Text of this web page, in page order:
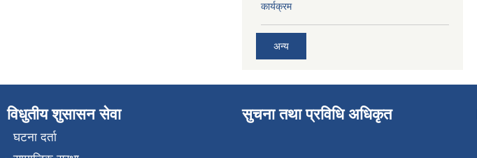
कार्यक्रम
अन्य
विधुतीय शुसासन सेवा
घटना दर्ता
सुचना तथा प्रविधि अधिकृत